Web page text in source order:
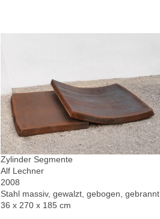
Zylinder Segmente
Alf Lechner
2008
Stahl massiv, gewalzt, gebogen, gebrannt
36 x 270 x 185 cm